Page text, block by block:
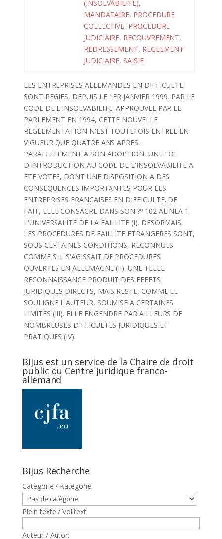
(INSOLVABILITE),
MANDATAIRE, PROCEDURE
COLLECTIVE, PROCEDURE
JUDICIAIRE, RECOUVREMENT,
REDRESSEMENT, REGLEMENT
JUDICIAIRE, SAISIE
LES ENTREPRISES ALLEMANDES EN DIFFICULTE
SONT REGIES, DEPUIS LE 1ER JANVIER 1999, PAR LE
CODE DE L'INSOLVABILITE. APPROUVEE PAR LE
PARLEMENT EN 1994, CETTE NOUVELLE
REGLEMENTATION N'EST TOUTEFOIS ENTREE EN
VIGUEUR QUE QUATRE ANS APRES.
PARALLELEMENT A SON ADOPTION, UNE LOI
D'INTRODUCTION AU CODE DE L'INSOLVABILITE A
ETE VOTEE, DONT UNE DISPOSITION A DES
CONSEQUENCES IMPORTANTES POUR LES
ENTREPRISES FRANCAISES EN DIFFICULTE. DE
FAIT, ELLE CONSACRE DANS SON ?º 102 ALINEA 1
L'UNIVERSALITE DE LA FAILLITE (I). DESORMAIS,
LES PROCEDURES DE FAILLITE ETRANGERES SONT,
SOUS CERTAINES CONDITIONS, RECONNUES
COMME S'IL S'AGISSAIT DE PROCEDURES
OUVERTES EN ALLEMAGNE (II). UNE TELLE
RECONNAISSANCE PRODUIT DES EFFETS
JURIDIQUES DIRECTS, MAIS RESTE, COMME LE
SOULIGNE L'AUTEUR, SOUMISE A CERTAINES
LIMITES (III). ELLE ENGENDRE PAR AILLEURS DE
NOMBREUSES DIFFICULTES JURIDIQUES ET
PRATIQUES (IV).
Bijus est un service de la Chaire de droit
public du Centre juridique franco-
allemand
Bijus Recherche
Catègorie / Kategorie:
Plein texte / Volltext:
Auteur / Autor: